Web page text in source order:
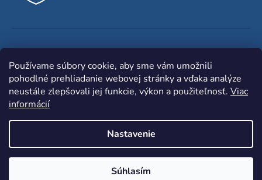
Používame súbory cookie, aby sme vám umožnili
pohodlné prehliadanie webovej stránky a vďaka analýze
neustále zlepšovali jej funkcie, výkon a použiteľnosť. Viac
informácií
Nastavenie
Súhlasím
Shoptet |mime digital
vyhradené.